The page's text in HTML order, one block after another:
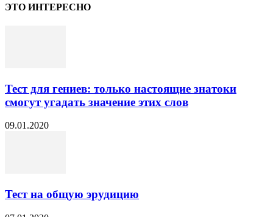
ЭТО ИНТЕРЕСНО
Тест для гениев: только настоящие знатоки
смогут угадать значение этих слов
09.01.2020
Тест на общую эрудицию